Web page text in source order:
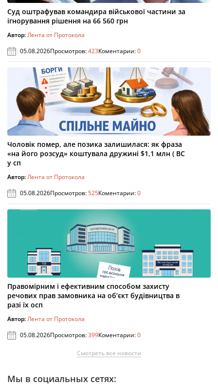
Суд оштрафував командира військової частини за
ігнорування рішення на 66 560 грн
Автор:Лента от Протокола
05.08.2026Просмотров:423Коментарии:0
Чоловік помер, але позика залишилася: як фраза
«на його розсуд» коштувала дружині $1,1 млн ( ВС
у сп
Автор:Лента от Протокола
05.08.2026Просмотров:525Коментарии:0
Правомірним і ефективним способом захисту
речових прав замовника на об’єкт будівництва в
разі їх осп
Автор:Лента от Протокола
05.08.2026Просмотров:399Коментарии:0
Смотреть все новости
Мы в социальных сетях: